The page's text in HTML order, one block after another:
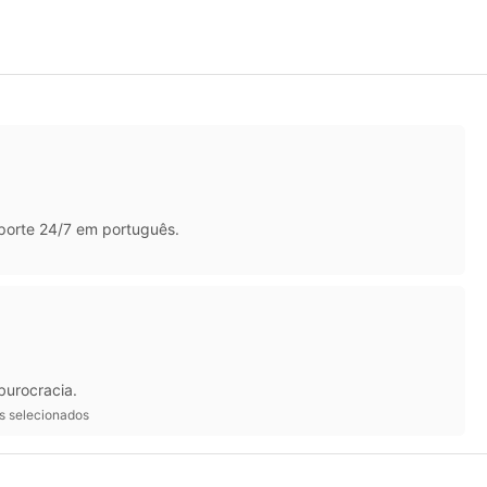
24/7 em português.
selecionados